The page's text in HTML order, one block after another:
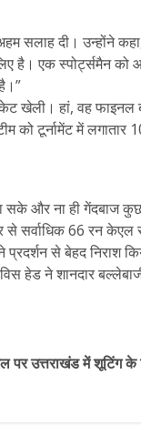
सलाह दी। उन्होंने
एक स्पोर्ट्समैन को
खेली। हां, वह
को टूर्नामेंट में
और ना ही गेंदबाज
सर्वाधिक 66 रन केएल
से बेहद निराश
हेड ने शानदार
परउत्तराखंड में शूटिंग के